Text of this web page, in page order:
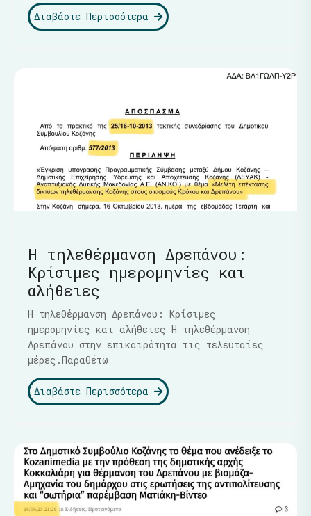
Διαβάστε Περισσότερα
Η τηλεθέρμανση Δρεπάνου:
Κρίσιμες ημερομηνίες και
αλήθειες
Η τηλεθέρμανση Δρεπάνου: Κρίσιμες
ημερομηνίες και αλήθειες Η τηλεθέρμανση
Δρεπάνου στην επικαιρότητα τις τελευταίες
μέρες.Παραθέτω
Διαβάστε Περισσότερα